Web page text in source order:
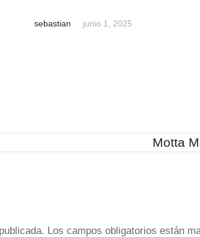
sebastian junio 1, 2025
Motta
Los campos obligatorios están